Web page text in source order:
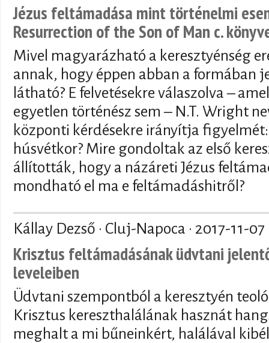
Jézus feltámadása mint történelmi
Resurrection of the Son of Man c.
Mivel magyarázható a keresztyénség
annak, hogy éppen abban a formában
látható? E felvetésekre válaszolva –
egyetlen történész sem – N.T. Wright
központi kérdésekre irányítja
húsvétkor? Mire gondoltak az első
állították, hogy a názáreti Jézus
mondható el ma e feltámadáshitről?
Kállay Dezső · Cluj-Napoca · 2017-11-07
Krisztus feltámadásának üdvtani
leveleiben
Üdvtani szempontból a keresztyén
Krisztus kereszthalálának hasznát
meghalt a mi bűneinkért, halálával